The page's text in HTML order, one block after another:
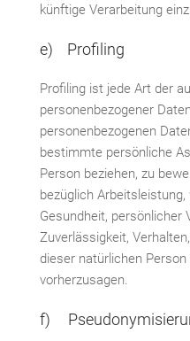
künftige Verarbeitung
e) Profiling
Profiling ist jede Art der
personenbezogener
personenbezogenen
bestimmte persönliche
Person beziehen, zu
bezüglich
Gesundheit, persönlicher
Zuverlässigkeit,
dieser natürlichen
vorherzusagen.
f)